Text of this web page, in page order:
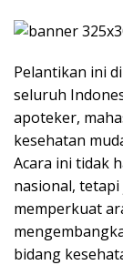
Pelantikan ini
seluruh
apoteker,
kesehatan
Acara ini tidak
nasional,
memperkuat
bidang